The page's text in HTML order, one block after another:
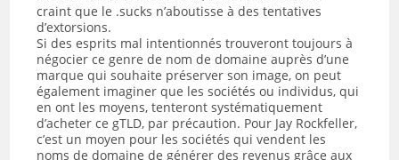
craint que le .sucks n’aboutisse à des tentatives
d’extorsions.
Si des esprits mal intentionnés trouveront toujours à
négocier ce genre de nom de domaine auprès d’une
marque qui souhaite préserver son image, on peut
également imaginer que les sociétés ou individus, qui
en ont les moyens, tenteront systématiquement
d’acheter ce gTLD, par précaution. Pour Jay Rockfeller,
c’est un moyen pour les sociétés qui vendent les
noms de domaine de générer des revenus grâce aux